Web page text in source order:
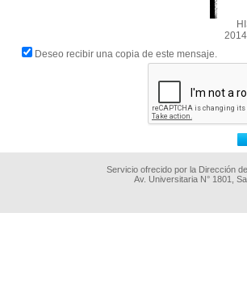
Deseo recibir una copia de este mensaje.
Servicio ofrecido por la Dirección
Av. Universitaria N° 1801,